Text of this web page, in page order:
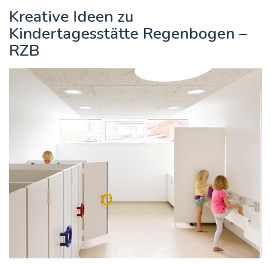
Kreative Ideen zu
Kindertagesstätte Regenbogen –
RZB